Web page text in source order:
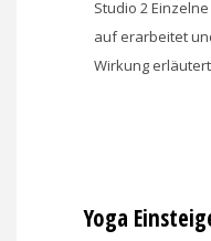
Studio 2
auf erarbeitet
Wirkung
Yoga